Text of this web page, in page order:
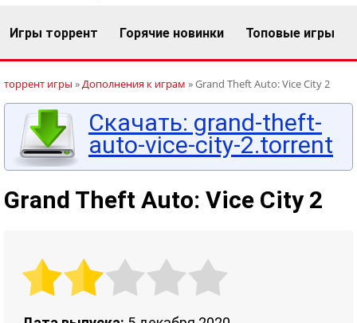
Игры торрент Горячие новинки Топовые игры
торрент игры »Дополнения к играм » Grand Theft Auto: Vice City 2
Скачать: grand-theft-
auto-vice-city-2.torrent
Grand Theft Auto: Vice City 2